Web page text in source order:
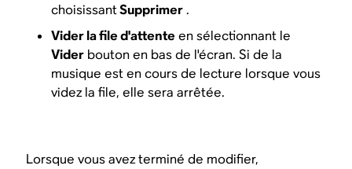
choisissantSupprimer.
Vider la file d'attente en sélectionnant le
Vider bouton en bas de l'écran. Si de la
musique est en cours de lecture lorsque vous
videz la file, elle sera arrêtée.
Lorsque vous avez terminé de modifier,